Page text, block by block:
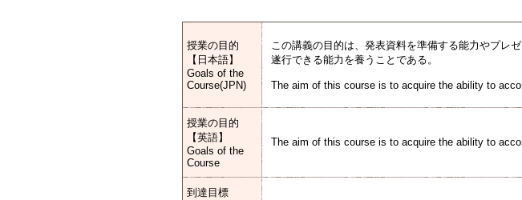
授業の目的
【日本語】
Goals of the
Course(JPN)
この講義の目的は、発表資料を準備する能力やプレ
遂行できる能力を養うことである。
The aim of this course is to acquire the ability to
授業の目的
【英語】
Goals of the
Course
The aim of this course is to acquire the ability to
到達目標